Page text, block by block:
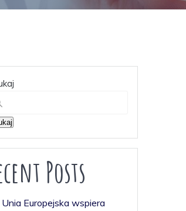
Posts
Unia Europejska wspiera